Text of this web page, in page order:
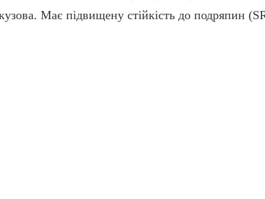
Має підвищену стійкість до подряпин